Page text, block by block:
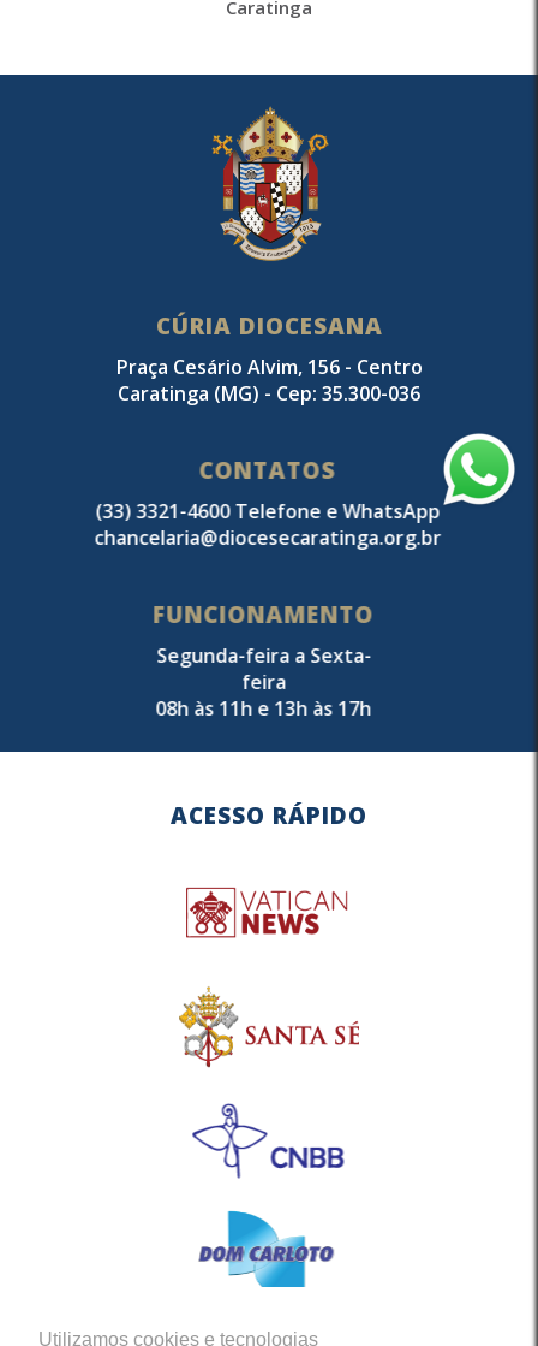
Utilizamos cookies e tecnologias
Caratinga
CÚRIA DIOCESANA
Praça Cesário Alvim, 156 - Centro
Caratinga (MG) - Cep: 35.300-036
CONTATOS
(33) 3321-4600 Telefone e WhatsApp
chancelaria@diocesecaratinga.org.br
FUNCIONAMENTO
Segunda-feira a Sexta-
feira
08h às 11h e 13h às 17h
ACESSO RÁPIDO